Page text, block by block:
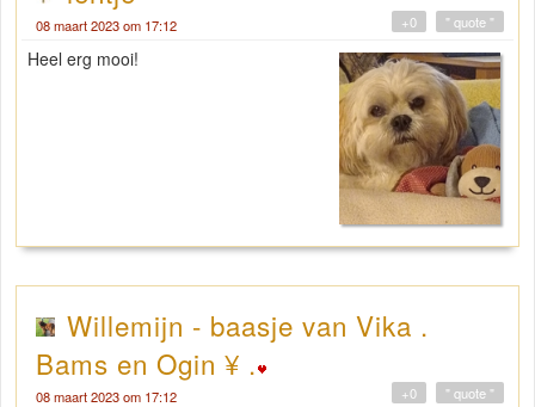
08 maart 2023 om 17:12 " quote "
+0
Heel erg mooi!
Willemijn - baasje van Vika .
Bams en Ogin ¥ .
08 maart 2023 om 17:12 " quote "
+0